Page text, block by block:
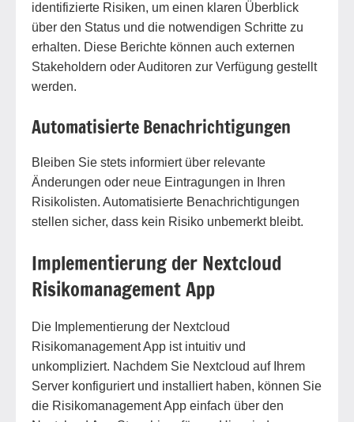
identifizierte Risiken, um einen klaren Überblick
über den Status und die notwendigen Schritte zu
erhalten. Diese Berichte können auch externen
Stakeholdern oder Auditoren zur Verfügung gestellt
werden.
Automatisierte Benachrichtigungen
Bleiben Sie stets informiert über relevante
Änderungen oder neue Eintragungen in Ihren
Risikolisten. Automatisierte Benachrichtigungen
stellen sicher, dass kein Risiko unbemerkt bleibt.
Implementierung der Nextcloud
Risikomanagement App
Die Implementierung der Nextcloud
Risikomanagement App ist intuitiv und
unkompliziert. Nachdem Sie Nextcloud auf Ihrem
Server konfiguriert und installiert haben, können Sie
die Risikomanagement App einfach über den